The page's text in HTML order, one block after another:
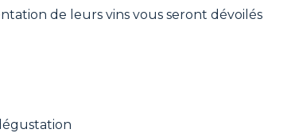
de leurs vins vous seront dévoilés